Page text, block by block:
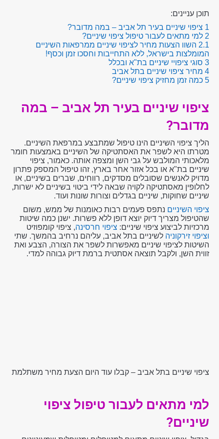
תוכן עניינים:
1 ציפוי שיניים בעיר תל אביב – במה מדובר?
2 למי מתאים לעבור טיפול ציפוי שיניים?
2.1 השוו הצעות מחיר לציפוי שיניים ממרפאות השיניים
המומלצות בישראל, ללא התחייבות וחסכו זמן וכסף!
3 סוגי ציפויי שיניים בת"א ובכלל
4 מחיר ציפוי שיניים בתל אביב
5 כמה זמן מחזיק ציפוי שיניים?
ציפוי שיניים בעיר תל אביב – במה
מדובר?
הליך ציפוי השיניים הינו טיפול שמתבצע במרפאת השיניים.
מטרתו היא לשפר את האסתטיקה של השיניים באמצעות חומר
מלאכותי המולבש על גבי השן ומצפה אותה. כאמור, ציפוי
שיניים בת"א או בכל אזור אחר בארץ, זהו טיפול המספק פתרון
מדויק לאנשים שסובלים מסדקים, רווחים, שברים בשיניים, או
לחלופין מאסתטיקה לקויה שבאה לידי ביטוי בשיניים לא ישרות,
שיניים שחוקות, שיניים בגדלים וצורות שונות ועוד.
ציפוי השיניים נתפס פעמים רבות כאומנות של ממש, משום
שהטיפול מצריך דיוק יוצא דופן ללא פשרות. ישנן כמה שיטות
מרכזיות לביצוע ציפוי שיניים: ציפוי חרסינה, ציפוי קומפוזיט
וציפוי זירקוניה לשיניים בתל אביב, עליהם נרחיב בהמשך. שתי
השיטות לציפוי שיניים מאפשרות לשפר את הצורה, הצבע ואת
זווית השן, ולקבל תוצאה אסתטית ברמת דיוק גבוהה למדי.
ציפוי שיניים בתל אביב – קבלו עוד היום הצעת מחיר משתלמת
למי מתאים לעבור טיפול ציפוי
שיניים?